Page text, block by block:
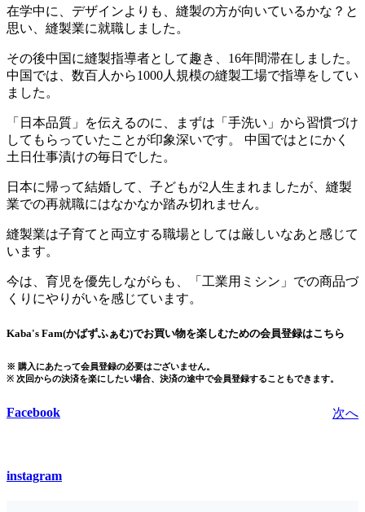
在学中に、デザインよりも、縫製の方が向いているかな？と
思い、縫製業に就職しました。
その後中国に縫製指導者として趣き、16年間滞在しました。
中国では、数百人から1000人規模の縫製工場で指導をしてい
ました。
「日本品質」を伝えるのに、まずは「手洗い」から習慣づけ
してもらっていたことが印象深いです。 中国ではとにかく
土日仕事漬けの毎日でした。
日本に帰って結婚して、子どもが2人生まれましたが、縫製
業での再就職にはなかなか踏み切れません。
縫製業は子育てと両立する職場としては厳しいなあと感じて
います。
今は、育児を優先しながらも、「工業用ミシン」での商品づ
くりにやりがいを感じています。
Kaba's Fam(かばずふぁむ)でお買い物を楽しむための会員登録はこちら
※ 購入にあたって会員登録の必要はございません。
※ 次回からの決済を楽にしたい場合、決済の途中で会員登録することもできます。
次へ
Facebook
instagram